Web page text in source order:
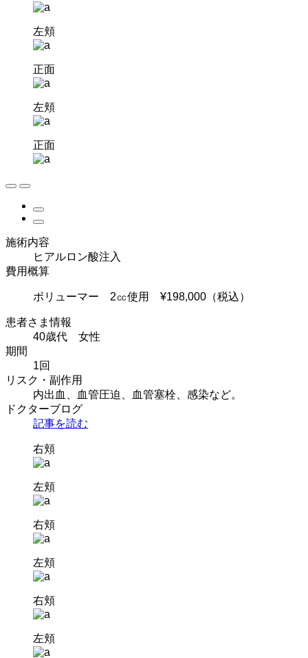
左頬
正面
左頬
正面
施術内容
ヒアルロン酸注入
費用概算
ボリューマー 2㏄使用 ¥198,000（税込）
患者さま情報
40歳代 女性
期間
1回
リスク・副作用
内出血、血管圧迫、血管塞栓、感染など。
ドクターブログ
記事を読む
右頬
左頬
右頬
左頬
右頬
左頬